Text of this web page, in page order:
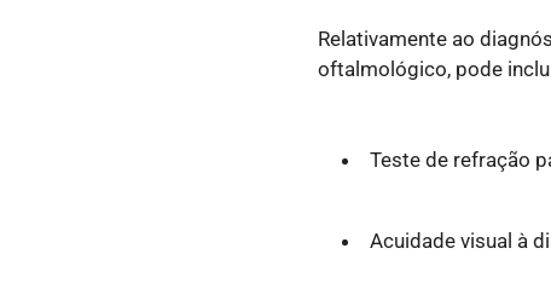
Relativamente ao
oftalmológico, pode
Teste de refração
Acuidade visual à
Estou à procura de um óculos de sol novos
Tenho andado com os